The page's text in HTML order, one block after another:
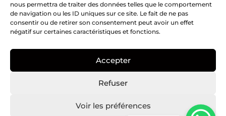
nous permettra de traiter des données telles que le comportement
de navigation ou les ID uniques sur ce site. Le fait de ne pas
consentir ou de retirer son consentement peut avoir un effet
négatif sur certaines caractéristiques et fonctions.
Accepter
Refuser
Voir les préférences
Infos pratiques
Creatike
Nous suivre
o
I
s
n